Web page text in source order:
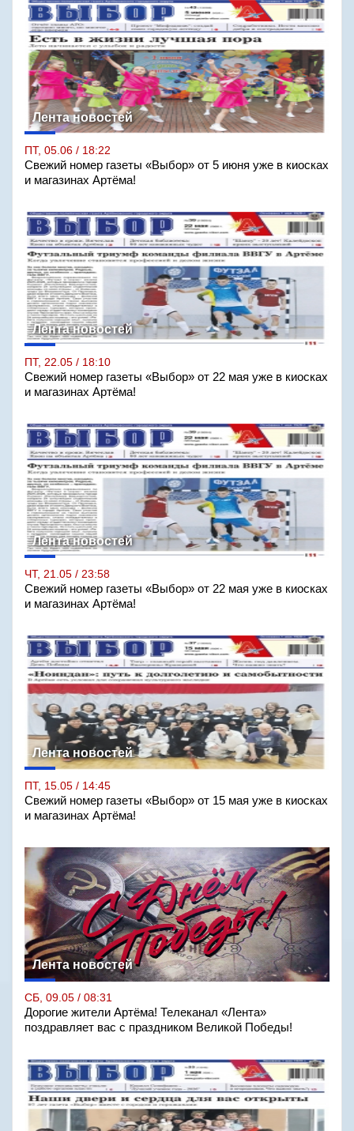
Лента новостей
ПТ, 05.06 / 18:22
Свежий номер газеты «Выбор» от 5 июня уже в киосках
и магазинах Артёма!
Лента новостей
ПТ, 22.05 / 18:10
Свежий номер газеты «Выбор» от 22 мая уже в киосках
и магазинах Артёма!
Лента новостей
ЧТ, 21.05 / 23:58
Свежий номер газеты «Выбор» от 22 мая уже в киосках
и магазинах Артёма!
Лента новостей
ПТ, 15.05 / 14:45
Свежий номер газеты «Выбор» от 15 мая уже в киосках
и магазинах Артёма!
Лента новостей
СБ, 09.05 / 08:31
Дорогие жители Артёма! Телеканал «Лента»
поздравляет вас с праздником Великой Победы!